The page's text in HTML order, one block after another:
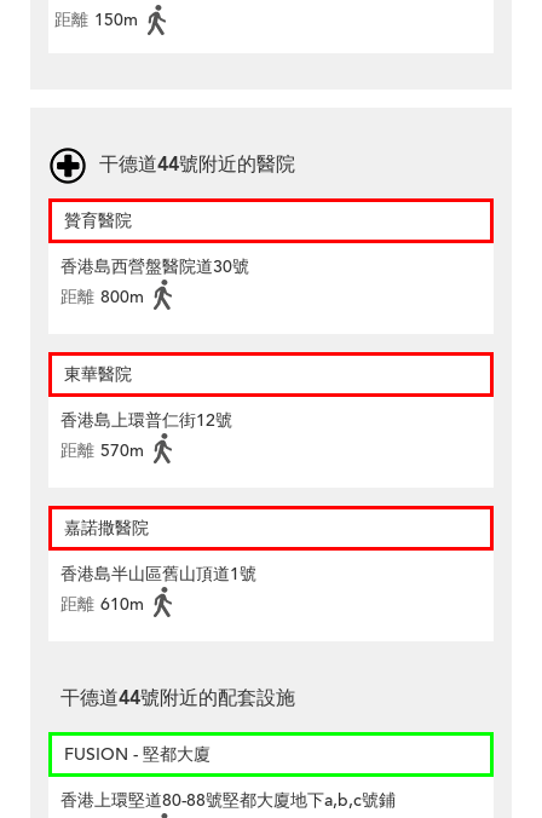
距離 150m
干德道44號附近的醫院
贊育醫院
香港島西營盤醫院道30號
距離 800m
東華醫院
香港島上環普仁街12號
距離 570m
嘉諾撒醫院
香港島半山區舊山頂道1號
距離 610m
干德道44號附近的配套設施
FUSION - 堅都大廈
香港上環堅道80-88號堅都大廈地下a,b,c號鋪